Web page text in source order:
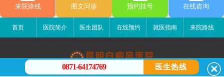
来院路线 图文问诊 预约挂号 在线咨询
首页 医院简介 医生团队 在线预约 就医指南 来院路线
0871-64174769 医生热线